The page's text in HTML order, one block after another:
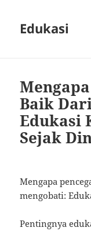
Edukasi
Baik
Edukasi
Sejak
Mengapa
mengobati:
Pentingnya